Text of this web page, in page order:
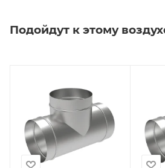
Подойдут к этому